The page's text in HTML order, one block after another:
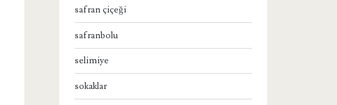
safran çiçeği
safranbolu
selimiye
sokaklar